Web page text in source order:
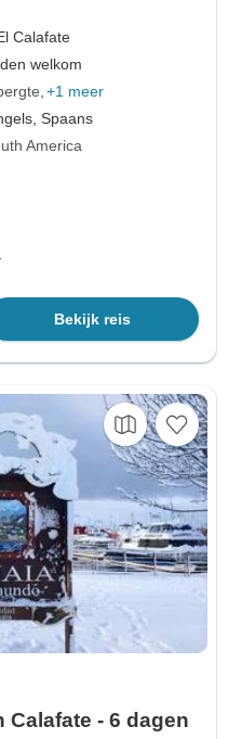
Calafate
welkom
+1 meer
Spaans
America
Bekijk reis
- 6 dagen